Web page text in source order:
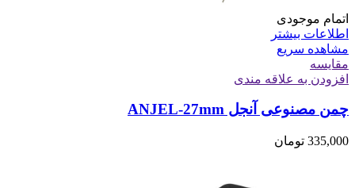
اتمام موجودی
اطلاعات بیشتر
مشاهده سریع
مقایسه
افزودن به علاقه مندی
چمن مصنوعی آنجل ANJEL-27mm
335,000 تومان